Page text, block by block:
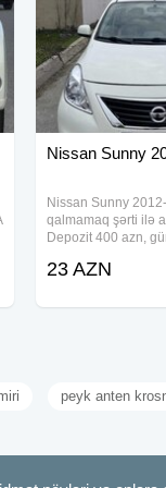
Nissan Sunny
Nissan Sunny
qalmamaq şərti ilə
Depozit 400 azn,
verilir: İlkin ödəniş
23 AZN
peyk anten